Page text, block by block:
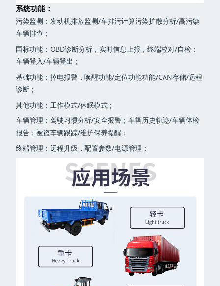
系统功能：
污染监测：发动机排放监测/车排污计算污染扩散分析/高污染
车辆排查；
国标功能：OBD诊断分析，实时信息上报，终端校对/自检；
车辆登入/车辆登出；
基础功能：掉电报警，唤醒功能/定位功能功能/CAN存储/远程
诊断；
其他功能：工作模式/休眠模式；
车辆管理：驾驶习惯分析/安全报警；车辆历史轨迹/车辆体检
报告；被盗车辆跟踪/维护保养提醒；
终端管理：远程升级，配置参数/电源管理；